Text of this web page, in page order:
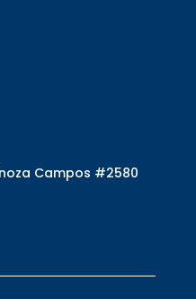
Campos #2580